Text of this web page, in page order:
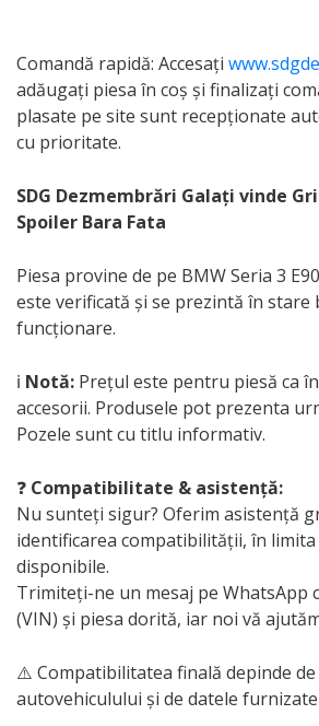
Comandă rapidă: Accesați
adăugați piesa în coș și finalizați
plasate pe site sunt recepționate
cu prioritate.
SDG Dezmembrări Galați vinde
Spoiler Bara Fata
Piesa provine de pe BMW Seria 3
este verificată și se prezintă în stare
funcționare.
ℹ️ Notă: Prețul este pentru piesă ca
accesorii. Produsele pot prezenta
Pozele sunt cu titlu informativ.
❓ Compatibilitate & asistență:
Nu sunteți sigur? Oferim asistență
identificarea compatibilității, în
disponibile.
Trimiteți-ne un mesaj pe WhatsApp
(VIN) și piesa dorită, iar noi vă
⚠️ Compatibilitatea finală depinde
autovehiculului și de datele